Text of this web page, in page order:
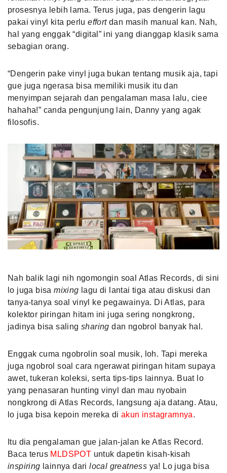
prosesnya lebih lama. Terus juga, pas dengerin lagu
pakai vinyl kita perlueffortdan masih manual kan. Nah,
hal yang enggak “digital” ini yang dianggap klasik sama
sebagian orang.
“Dengerin pake vinyl juga bukan tentang musik aja, tapi
gue juga ngerasa bisa memiliki musik itu dan
menyimpan sejarah dan pengalaman masa lalu, ciee
hahaha!” canda pengunjung lain, Danny yang agak
filosofis.
Nah balik lagi nih ngomongin soal Atlas Records, di sini
lo juga bisamixing lagu di lantai tiga atau diskusi dan
tanya-tanya soal vinyl ke pegawainya. Di Atlas, para
kolektor piringan hitam ini juga sering nongkrong,
jadinya bisa saling sharing dan ngobrol banyak hal.
Enggak cuma ngobrolin soal musik, loh. Tapi mereka
juga ngobrol soal cara ngerawat piringan hitam supaya
awet, tukeran koleksi, serta tips-tips lainnya. Buat lo
yang penasaran hunting vinyl dan mau nyobain
nongkrong di Atlas Records, langsung aja datang. Atau,
lo juga bisa kepoin mereka di akun instagramnya.
Itu dia pengalaman gue jalan-jalan ke Atlas Record.
Baca terus MLDSPOT untuk dapetin kisah-kisah
inspiring lainnya darilocal greatness ya! Lo juga bisa